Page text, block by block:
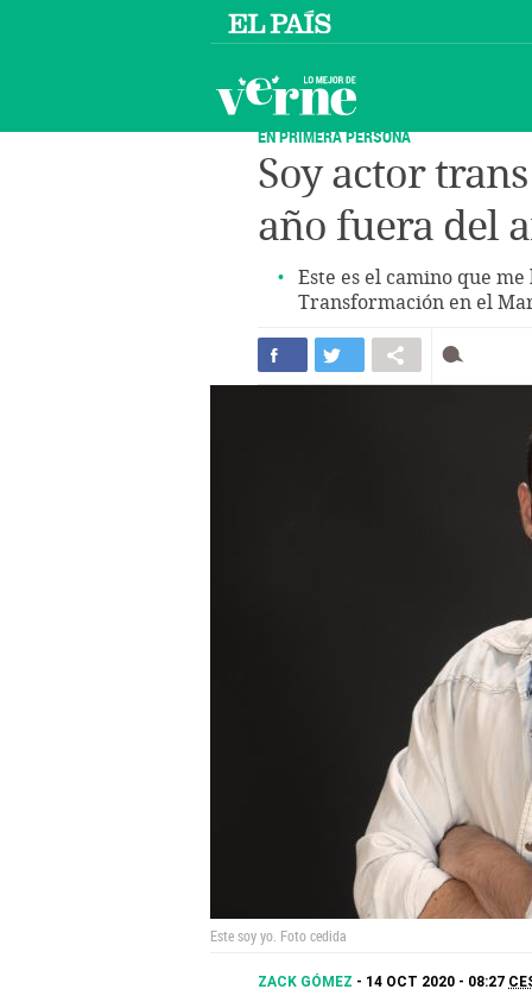
EN PRIMERA PERSONA
Soy actor
año fuera del
Este es el camino que
Transformación en el
Este soy yo. Foto cedida
ZACK GÓMEZ 14 OCT 2020 - 08:27